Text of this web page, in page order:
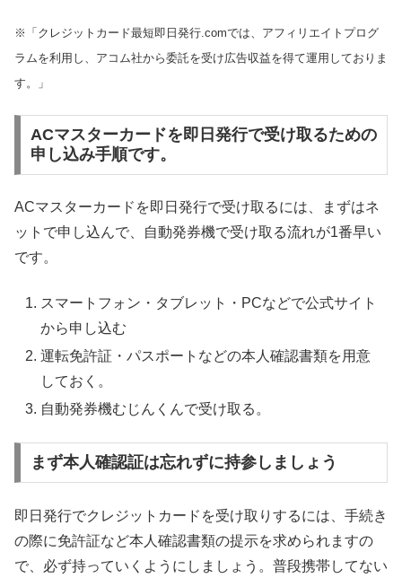
※「クレジットカード最短即日発行.comでは、アフィリエイトプログ
ラムを利用し、アコム社から委託を受け広告収益を得て運用しておりま
す。」
ACマスターカードを即日発行で受け取るための
申し込み手順です。
ACマスターカードを即日発行で受け取るには、まずはネ
ットで申し込んで、自動発券機で受け取る流れが1番早い
です。
スマートフォン・タブレット・PCなどで公式サイト
から申し込む
運転免許証・パスポートなどの本人確認書類を用意
しておく。
自動発券機むじんくんで受け取る。
まず本人確認証は忘れずに持参しましょう
即日発行でクレジットカードを受け取りするには、手続き
の際に免許証など本人確認書類の提示を求められますの
で、必ず持っていくようにしましょう。普段携帯してない